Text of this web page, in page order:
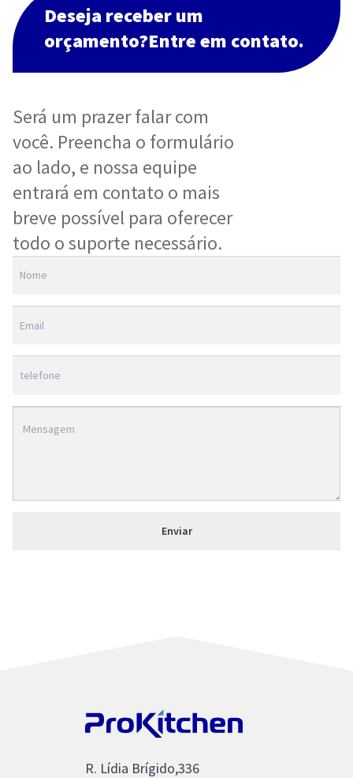
Deseja receber um
orçamento?Entre em contato.
Será um prazer falar com
você. Preencha o formulário
ao lado, e nossa equipe
entrará em contato o mais
breve possível para oferecer
todo o suporte necessário.
R. Lídia Brígido,336